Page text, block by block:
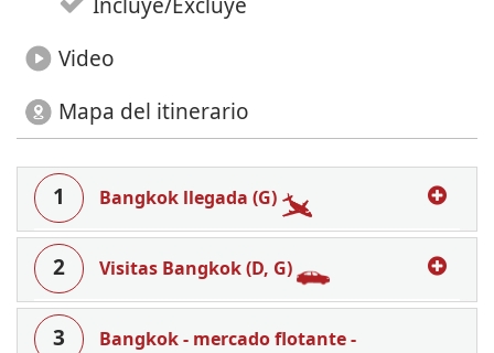
Video
Mapa del itinerario
1 Bangkok llegada (G)
2 Visitas Bangkok (D, G)
3
Bangkok - mercado flotante -